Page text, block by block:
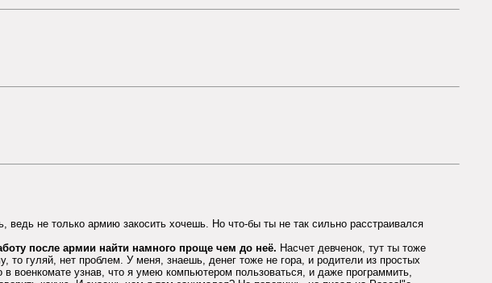
не только армию закосить хочешь. Но что-бы ты не так сильно расстраивался
после армии найти намного проще чем до неё. Насчет девченок, тут ты тоже
гуляй, нет проблем. У меня, знаешь, денег тоже не гора, и родители из простых
военкомате узнав, что я умею компьютером пользоваться, и даже программить,